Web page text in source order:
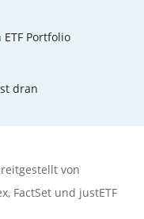
Portfolio
dran
von
, FactSet und justETF